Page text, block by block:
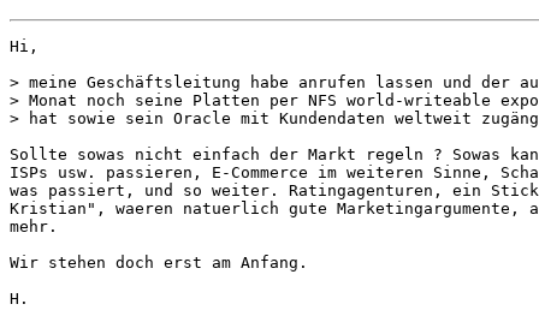
Hi,
> meine Geschäftsleitung habe anrufen lassen und der
> Monat noch seine Platten per NFS world-writeable
> hat sowie sein Oracle mit Kundendaten weltweit
Sollte sowas nicht einfach der Markt regeln ? Sowas
ISPs usw. passieren, E-Commerce im weiteren Sinne,
was passiert, und so weiter. Ratingagenturen, ein
Kristian", waeren natuerlich gute Marketingargumente,
mehr.
Wir stehen doch erst am Anfang.
H.